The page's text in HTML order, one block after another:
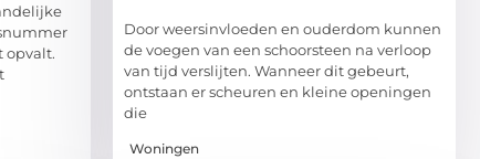
opvalt.
Door weersinvloeden en ouderdom kunnen
de voegen van een schoorsteen na verloop
van tijd verslijten. Wanneer dit gebeurt,
ontstaan er scheuren en kleine openingen
die
Woningen